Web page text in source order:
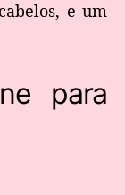
e um
para